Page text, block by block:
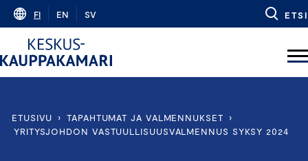
Skip
content
FI EN SV ETSI
ETUSIVU › TAPAHTUMAT JA VALMENNUKSET
›
YRITYSJOHDON VASTUULLISUUSVALMENNUS SYKSY 2024